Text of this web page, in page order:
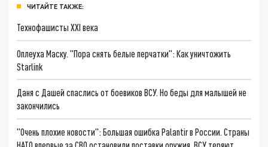
ЧИТАЙТЕ ТАКЖЕ:
Технофашисты XXI века
Оплеуха Маску. "Пора снять белые перчатки": Как уничтожить
Starlink
Даня с Дашей спаслись от боевиков ВСУ. Но беды для малышей не
закончились
"Очень плохие новости": Большая ошибка Palantir в России. Страны